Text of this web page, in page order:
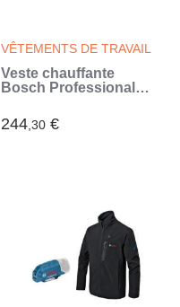
VÊTEMENTS DE TRAVAIL
Veste chauffante
Bosch Professional
M, avec batterie 12V -
06188000G5
244,30 €